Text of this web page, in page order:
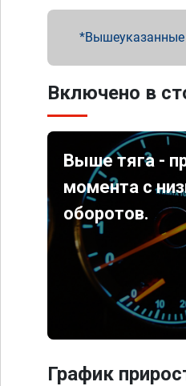
Вышеуказанные
Включено в
Выше тяга -
момента с
оборотов.
График